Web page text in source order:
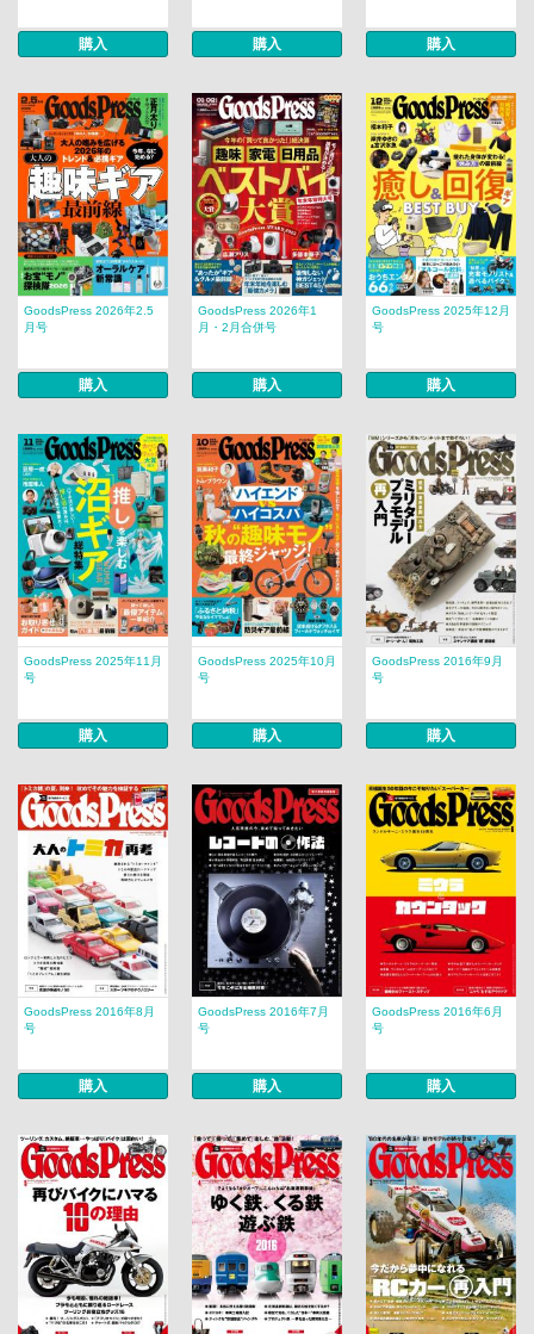
購入 購入 購入
GoodsPress 2026年2.5
月号
購入
GoodsPress 2026年1
月・2月合併号
購入
GoodsPress 2025年12月
号
購入
GoodsPress 2025年11月
号
購入
GoodsPress 2025年10月
号
購入
GoodsPress 2016年9月
号
購入
GoodsPress 2016年8月
号
購入
GoodsPress 2016年7月
号
購入
GoodsPress 2016年6月
号
購入